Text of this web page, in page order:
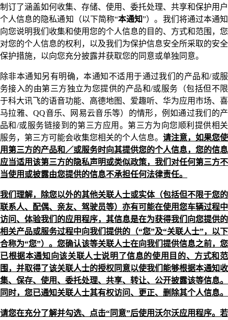
制订了涵盖如何收集、存储、使用、委托处理、共享和保护用户
个人信息的隐私通知（以下简称“本通知”）。我们将通过本通知
向您说明我们收集和使用您的个人信息的目的、方式和范围，您
对您的个人信息的权利，以及我们为保护信息安全所采取的安全
保护措施，以向您充分披露并获取您的同意或单独同意。
除非本通知另有明确，本通知不适用于通过我们的产品和/或服
务接入的由第三方独立为您提供的产品和/或服务（包括但不限
于科大讯飞的语音功能、高德地图、爱趣听、华为应用市场、喜
马拉雅、QQ音乐、网易云音乐等）的情形，例如通过我们的产
品和/或服务链接到的第三方应用。第三方为向您顺利提供相关
服务，第三方可能会收集您相关的个人信息。 请注意，如果您使
用第三方的产品和／或服务时向其提供您的个人信息，您的信息
应当适用该第三方的隐私声明或类似政策，我们对任何第三方不
当使用或披露由您提供的信息不承担任何法律责任。
我们理解，除您以外的其他关联人士或实体（包括但不限于您的
联系人、配偶、亲友、驾驶员等）亦有可能在使用您车辆过程中
访问、体验我们的应用程序，其信息是在为获得我们向您提供的
相关产品或服务过程中向我们提供的（“您”及“关联人士”，以下
合称为“您”）。您确认该等关联人士在向我们提供信息之前，您
已根据本通知向该关联人士说明了信息的使用目的、方式和范
围，并取得了该关联人士的授权同意以使我们能够根据本通知收
集、保存、使用、委托处理、共享、转让、公开披露该等信息。
同时，您已通知关联人士其有权访问、更正、删除其个人信息。
请您在充分了解并勾选、点击“同意”后使用沃尔沃应用程序。若